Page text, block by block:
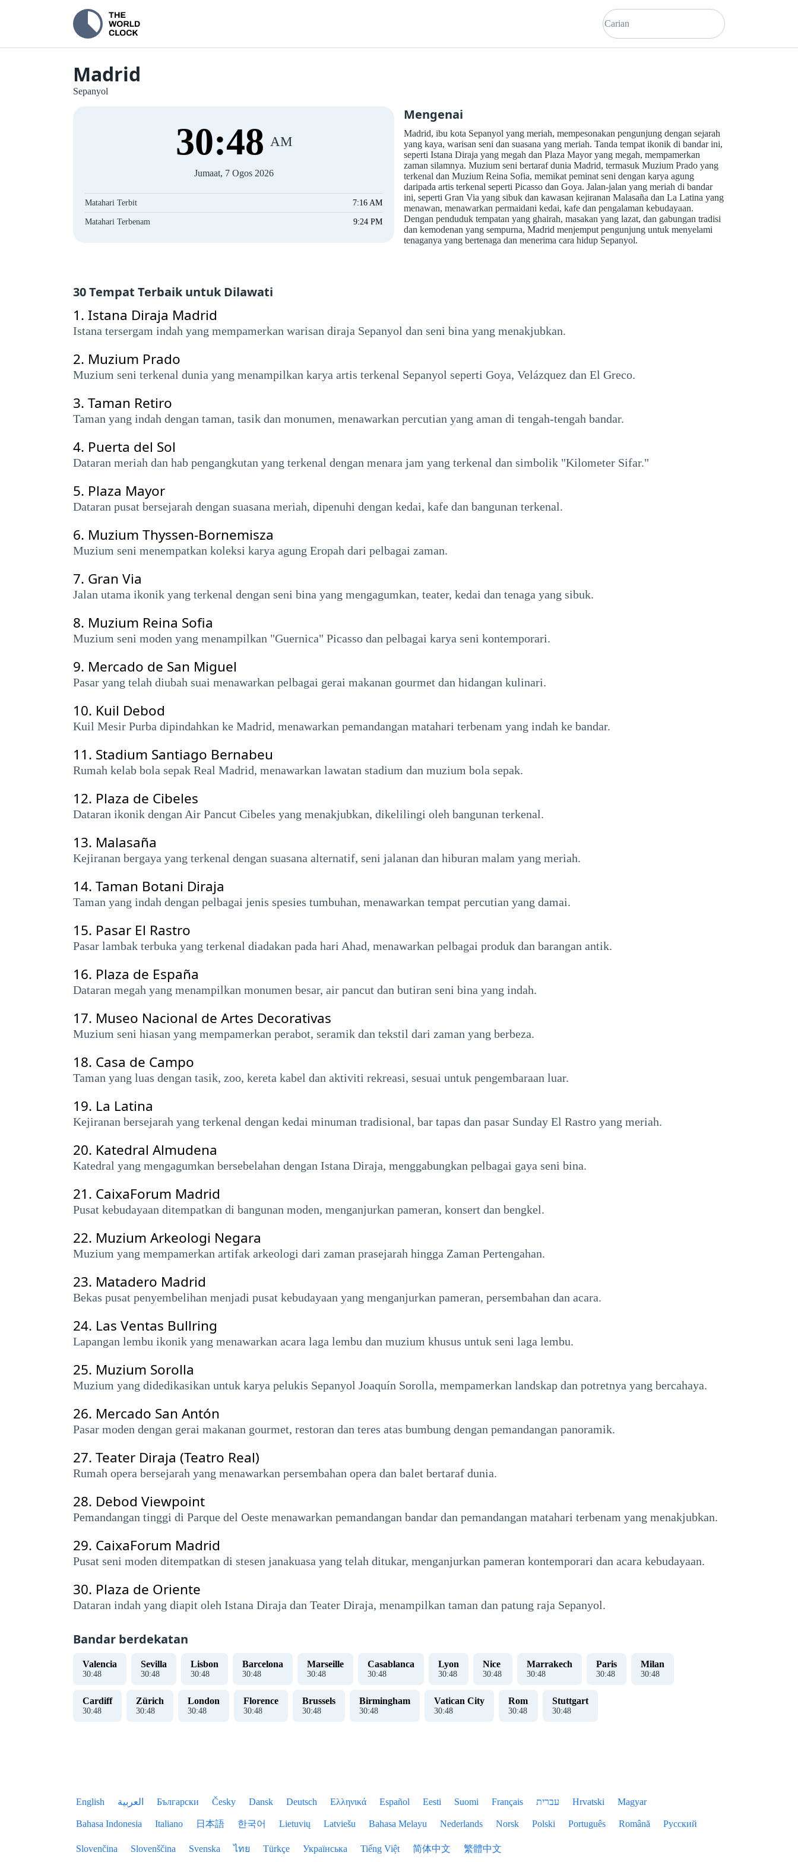
Madrid
Sepanyol
30:48 AM
Jumaat, 7 Ogos 2026
Matahari Terbit 7:16 AM
Matahari Terbenam 9:24 PM
Mengenai
Madrid, ibu kota Sepanyol yang meriah, mempesonakan pengunjung dengan sejarah
yang kaya, warisan seni dan suasana yang meriah. Tanda tempat ikonik di bandar ini,
seperti Istana Diraja yang megah dan Plaza Mayor yang megah, mempamerkan
zaman silamnya. Muzium seni bertaraf dunia Madrid, termasuk Muzium Prado yang
terkenal dan Muzium Reina Sofia, memikat peminat seni dengan karya agung
daripada artis terkenal seperti Picasso dan Goya. Jalan-jalan yang meriah di bandar
ini, seperti Gran Via yang sibuk dan kawasan kejiranan Malasaña dan La Latina yang
menawan, menawarkan permaidani kedai, kafe dan pengalaman kebudayaan.
Dengan penduduk tempatan yang ghairah, masakan yang lazat, dan gabungan tradisi
dan kemodenan yang sempurna, Madrid menjemput pengunjung untuk menyelami
tenaganya yang bertenaga dan menerima cara hidup Sepanyol.
30 Tempat Terbaik untuk Dilawati
1. Istana Diraja Madrid
Istana tersergam indah yang mempamerkan warisan diraja Sepanyol dan seni bina yang menakjubkan.
2. Muzium Prado
Muzium seni terkenal dunia yang menampilkan karya artis terkenal Sepanyol seperti Goya, Velázquez dan El Greco.
3. Taman Retiro
Taman yang indah dengan taman, tasik dan monumen, menawarkan percutian yang aman di tengah-tengah bandar.
4. Puerta del Sol
Dataran meriah dan hab pengangkutan yang terkenal dengan menara jam yang terkenal dan simbolik "Kilometer Sifar."
5. Plaza Mayor
Dataran pusat bersejarah dengan suasana meriah, dipenuhi dengan kedai, kafe dan bangunan terkenal.
6. Muzium Thyssen-Bornemisza
Muzium seni menempatkan koleksi karya agung Eropah dari pelbagai zaman.
7. Gran Via
Jalan utama ikonik yang terkenal dengan seni bina yang mengagumkan, teater, kedai dan tenaga yang sibuk.
8. Muzium Reina Sofia
Muzium seni moden yang menampilkan "Guernica" Picasso dan pelbagai karya seni kontemporari.
9. Mercado de San Miguel
Pasar yang telah diubah suai menawarkan pelbagai gerai makanan gourmet dan hidangan kulinari.
10. Kuil Debod
Kuil Mesir Purba dipindahkan ke Madrid, menawarkan pemandangan matahari terbenam yang indah ke bandar.
11. Stadium Santiago Bernabeu
Rumah kelab bola sepak Real Madrid, menawarkan lawatan stadium dan muzium bola sepak.
12. Plaza de Cibeles
Dataran ikonik dengan Air Pancut Cibeles yang menakjubkan, dikelilingi oleh bangunan terkenal.
13. Malasaña
Kejiranan bergaya yang terkenal dengan suasana alternatif, seni jalanan dan hiburan malam yang meriah.
14. Taman Botani Diraja
Taman yang indah dengan pelbagai jenis spesies tumbuhan, menawarkan tempat percutian yang damai.
15. Pasar El Rastro
Pasar lambak terbuka yang terkenal diadakan pada hari Ahad, menawarkan pelbagai produk dan barangan antik.
16. Plaza de España
Dataran megah yang menampilkan monumen besar, air pancut dan butiran seni bina yang indah.
17. Museo Nacional de Artes Decorativas
Muzium seni hiasan yang mempamerkan perabot, seramik dan tekstil dari zaman yang berbeza.
18. Casa de Campo
Taman yang luas dengan tasik, zoo, kereta kabel dan aktiviti rekreasi, sesuai untuk pengembaraan luar.
19. La Latina
Kejiranan bersejarah yang terkenal dengan kedai minuman tradisional, bar tapas dan pasar Sunday El Rastro yang meriah.
20. Katedral Almudena
Katedral yang mengagumkan bersebelahan dengan Istana Diraja, menggabungkan pelbagai gaya seni bina.
21. CaixaForum Madrid
Pusat kebudayaan ditempatkan di bangunan moden, menganjurkan pameran, konsert dan bengkel.
22. Muzium Arkeologi Negara
Muzium yang mempamerkan artifak arkeologi dari zaman prasejarah hingga Zaman Pertengahan.
23. Matadero Madrid
Bekas pusat penyembelihan menjadi pusat kebudayaan yang menganjurkan pameran, persembahan dan acara.
24. Las Ventas Bullring
Lapangan lembu ikonik yang menawarkan acara laga lembu dan muzium khusus untuk seni laga lembu.
25. Muzium Sorolla
Muzium yang didedikasikan untuk karya pelukis Sepanyol Joaquín Sorolla, mempamerkan landskap dan potretnya yang bercahaya.
26. Mercado San Antón
Pasar moden dengan gerai makanan gourmet, restoran dan teres atas bumbung dengan pemandangan panoramik.
27. Teater Diraja (Teatro Real)
Rumah opera bersejarah yang menawarkan persembahan opera dan balet bertaraf dunia.
28. Debod Viewpoint
Pemandangan tinggi di Parque del Oeste menawarkan pemandangan bandar dan pemandangan matahari terbenam yang menakjubkan.
29. CaixaForum Madrid
Pusat seni moden ditempatkan di stesen janakuasa yang telah ditukar, menganjurkan pameran kontemporari dan acara kebudayaan.
30. Plaza de Oriente
Dataran indah yang diapit oleh Istana Diraja dan Teater Diraja, menampilkan taman dan patung raja Sepanyol.
Bandar berdekatan
Valencia
30:48
Sevilla
30:48
Lisbon
30:48
Barcelona
30:48
Marseille
30:48
Casablanca
30:48
Lyon
30:48
Nice
30:48
Marrakech
30:48
Paris
30:48
Milan
30:48
Cardiff
30:48
Zürich
30:48
London
30:48
Florence
30:48
Brussels
30:48
Birmingham
30:48
Vatican City
30:48
Rom
30:48
Stuttgart
30:48
English العربية Български Česky Dansk Deutsch Ελληνικά Español Eesti Suomi Français עברית Hrvatski Magyar
Bahasa Indonesia Italiano 日本語 한국어 Lietuvių Latviešu Bahasa Melayu Nederlands Norsk Polski Português Română Русский
Slovenčina Slovenščina Svenska ไทย Türkçe Українська Tiếng Việt 简体中文 繁體中文